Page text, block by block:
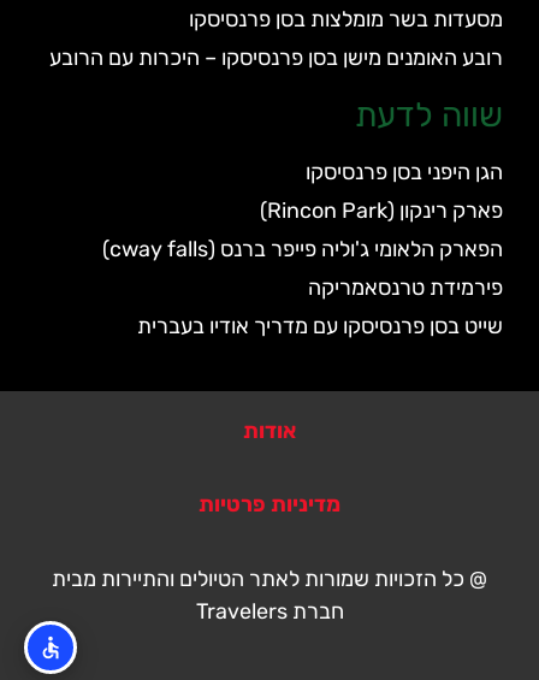
מסעדות בשר מומלצות בסן פרנסיסקו
רובע האומנים מישן בסן פרנסיסקו – היכרות עם הרובע
שווה לדעת
הגן היפני בסן פרנסיסקו
פארק רינקון (Rincon Park)
הפארק הלאומי ג'וליה פייפר ברנס (cway falls)
פירמידת טרנסאמריקה
שייט בסן פרנסיסקו עם מדריך אודיו בעברית
אודות
מדיניות פרטיות
@ כל הזכויות שמורות לאתר הטיולים והתיירות מבית
חברת Travelers